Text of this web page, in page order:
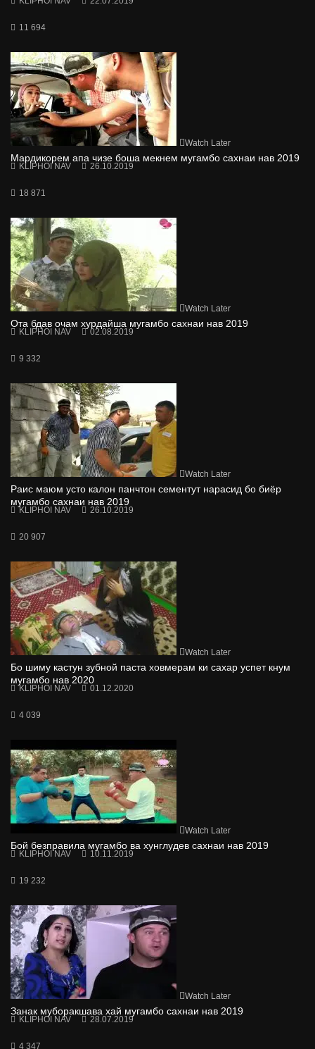
11 694
Watch Later
Мардикорем апа чизе боша мекнем мугамбо сахнаи нав 2019
KLIPHOI NAV 26.10.2019
18 871
Watch Later
Ота бдав очам хурдайша мугамбо сахнаи нав 2019
KLIPHOI NAV 02.08.2019
9 332
Watch Later
Раис маюм усто калон панчтон сементут нарасид бо биёр
мугамбо сахнаи нав 2019
KLIPHOI NAV 26.10.2019
20 907
Watch Later
Бо шиму кастун зубной паста ховмерам ки сахар успет кнум
мугамбо нав 2020
KLIPHOI NAV 01.12.2020
4 039
Watch Later
Бой безправила мугамбо ва хунглудев сахнаи нав 2019
KLIPHOI NAV 10.11.2019
19 232
Watch Later
Занак муборакшава хай мугамбо сахнаи нав 2019
KLIPHOI NAV 28.07.2019
4 347